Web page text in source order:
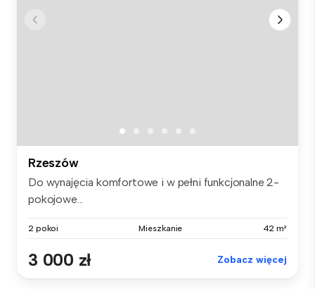
Rzeszów
Do wynajęcia komfortowe i w pełni funkcjonalne 2-
pokojowe...
2 pokoi Mieszkanie 42 m²
3 000 zł Zobacz więcej